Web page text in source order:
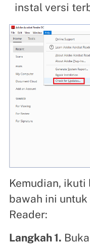
instal versi
Kemudian,
bawah ini
Reader:
Langkah 1.